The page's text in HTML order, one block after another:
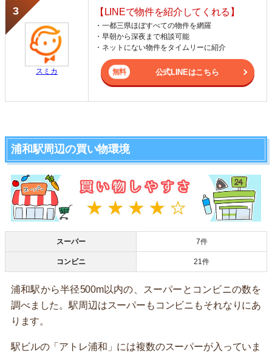
スミカ
【LINEで物件を紹介してくれる】
・一都三県ほぼすべての物件を網羅
・早朝から深夜まで相談可能
・ネットにない物件をタイムリーに紹介
公式LINEはこちら
浦和駅周辺の買い物環境
スーパー 7件
コンビニ 21件
浦和駅から半径500m以内の、スーパーとコンビニの数を
調べました。駅周辺はスーパーもコンビニもそれなりにあ
ります。
駅ビルの「アトレ浦和」には複数のスーパーが入っていま